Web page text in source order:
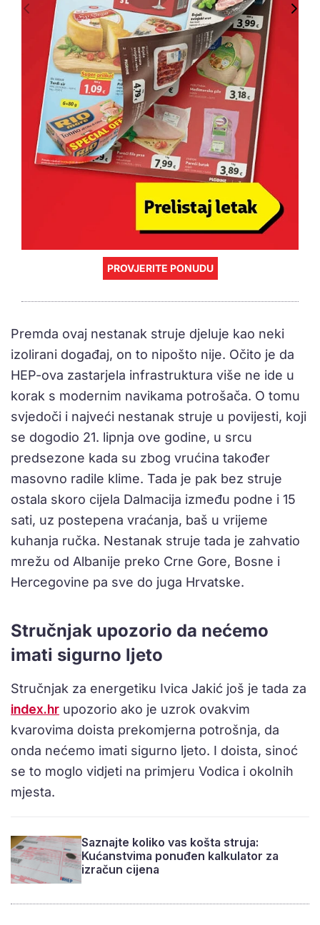
PROVJERITE PONUDU
Premda ovaj nestanak struje djeluje kao neki
izolirani događaj, on to nipošto nije. Očito je da
HEP-ova zastarjela infrastruktura više ne ide u
korak s modernim navikama potrošača. O tomu
svjedoči i najveći nestanak struje u povijesti, koji
se dogodio 21. lipnja ove godine, u srcu
predsezone kada su zbog vrućina također
masovno radile klime. Tada je pak bez struje
ostala skoro cijela Dalmacija između podne i 15
sati, uz postepena vraćanja, baš u vrijeme
kuhanja ručka. Nestanak struje tada je zahvatio
mrežu od Albanije preko Crne Gore, Bosne i
Hercegovine pa sve do juga Hrvatske.
Stručnjak upozorio da nećemo
imati sigurno ljeto
Stručnjak za energetiku Ivica Jakić još je tada za
index.hr upozorio ako je uzrok ovakvim
kvarovima doista prekomjerna potrošnja, da
onda nećemo imati sigurno ljeto. I doista, sinoć
se to moglo vidjeti na primjeru Vodica i okolnih
mjesta.
Saznajte koliko vas košta struja:
Kućanstvima ponuđen kalkulator za
izračun cijena